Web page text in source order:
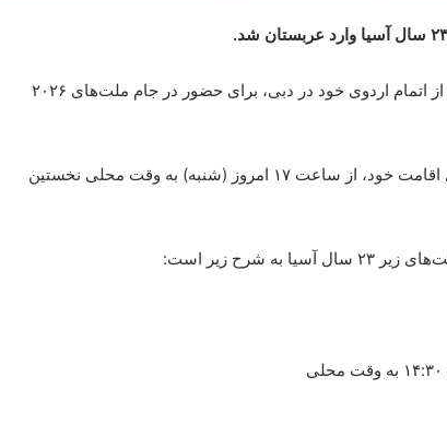
به گزارش پایگاه خبری تیم ملی فوتبال امید ایران پس از اتمام اردوی خود در دبی، برای حضور در جام ملت‌های ۲۰۲۶
شاگردان امیدرضا روانخواه پس از حضور در هتل محل اقامت خود، از ساعت ۱۷ امروز (شنبه) به وقت محلی نخستین